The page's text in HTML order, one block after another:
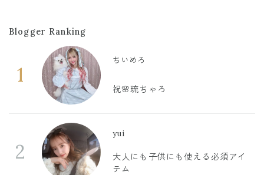
Blogger Ranking
1
ちいめろ
祝🌸琉ちゃろ
2
yui
大人にも子供にも使える必須アイ
テム